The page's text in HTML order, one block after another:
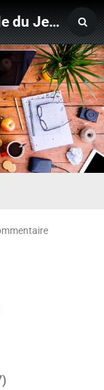
Association Internationale du Jeu de Ficelle